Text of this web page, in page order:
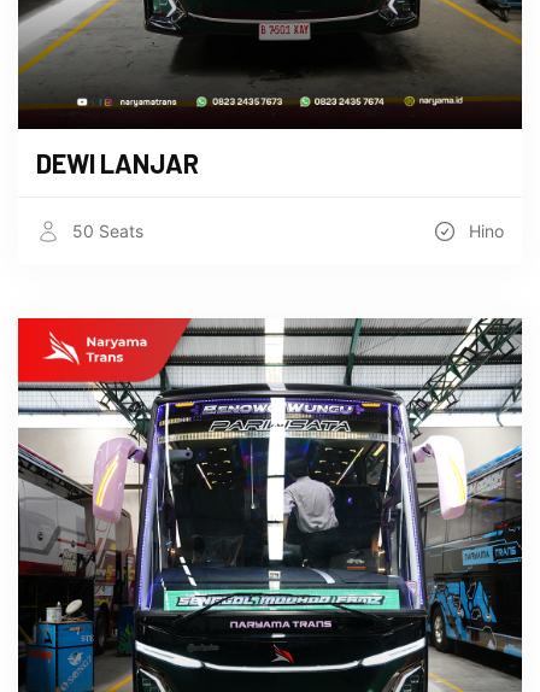
DEWI LANJAR
50 Seats Hino